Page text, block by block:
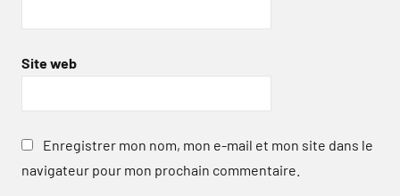
Site web
Enregistrer mon nom, mon e-mail et mon site dans le
navigateur pour mon prochain commentaire.